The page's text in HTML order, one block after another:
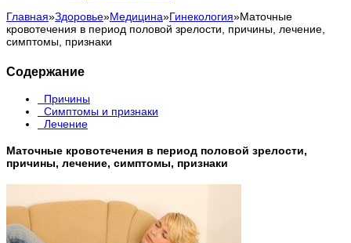
Главная»Здоровье»Медицина»Гинекология»Маточные
кровотечения в период половой зрелости, причины, лечение,
симптомы, признаки
Содержание
Причины
Симптомы и признаки
Лечение
Маточные кровотечения в период половой зрелости,
причины, лечение, симптомы, признаки